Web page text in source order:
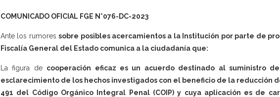
COMUNICADO OFICIAL FGE N°076-DC-2023
Ante los rumoressobre posibles acercamientos a la Institución por parte de
Fiscalía General del Estado comunica a la ciudadanía que:
La figura de cooperación eficaz es un acuerdo destinado al suministro
esclarecimiento de los hechos investigados con el beneficio de la reducción
491 del Código Orgánico Integral Penal (COIP) y cuya aplicación es de